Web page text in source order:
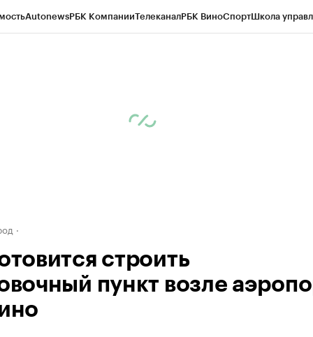
AutonewsРБК КомпанииТелеканалРБК ВиноСпортШкола
строить
пункт возле